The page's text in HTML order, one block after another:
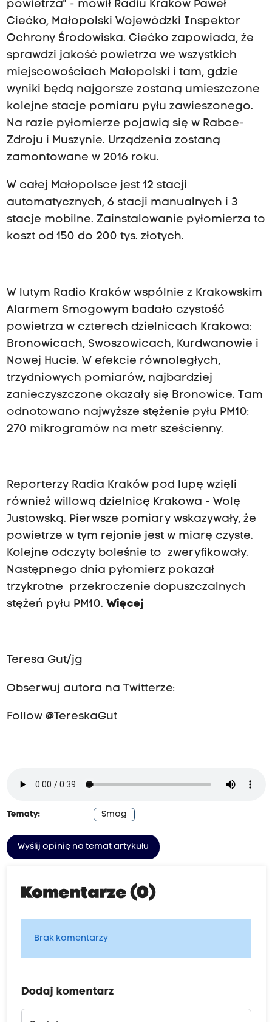
powietrza" - mówił Radiu Kraków Paweł
Ciećko, Małopolski Wojewódzki Inspektor
Ochrony Środowiska. Ciećko zapowiada, że
sprawdzi jakość powietrza we wszystkich
miejscowościach Małopolski i tam, gdzie
wyniki będą najgorsze zostaną umieszczone
kolejne stacje pomiaru pyłu zawieszonego.
Na razie pyłomierze pojawią się w Rabce-
Zdroju i Muszynie. Urządzenia zostaną
zamontowane w 2016 roku.
W całej Małopolsce jest 12 stacji
automatycznych, 6 stacji manualnych i 3
stacje mobilne. Zainstalowanie pyłomierza to
koszt od 150 do 200 tys. złotych.
W lutym Radio Kraków wspólnie z Krakowskim
Alarmem Smogowym badało czystość
powietrza w czterech dzielnicach Krakowa:
Bronowicach, Swoszowicach, Kurdwanowie i
Nowej Hucie. W efekcie równoległych,
trzydniowych pomiarów, najbardziej
zanieczyszczone okazały się Bronowice. Tam
odnotowano najwyższe stężenie pyłu PM10:
270 mikrogramów na metr sześcienny.
Reporterzy Radia Kraków pod lupę wzięli
również willową dzielnicę Krakowa - Wolę
Justowską. Pierwsze pomiary wskazywały, że
powietrze w tym rejonie jest w miarę czyste.
Kolejne odczyty boleśnie to zweryfikowały.
Następnego dnia pyłomierz pokazał
trzykrotne przekroczenie dopuszczalnych
stężeń pyłu PM10. Więcej
Teresa Gut/jg
Obserwuj autora na Twitterze:
Follow @TereskaGut
Tematy: Smog
Wyślij opinię na temat artykułu
Komentarze (0)
Brak komentarzy
Dodaj komentarz